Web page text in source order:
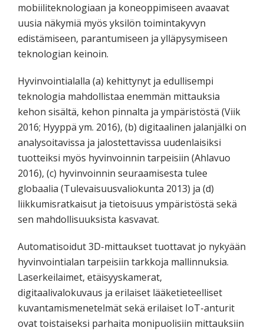
mobiiliteknologiaan ja koneoppimiseen avaavat
uusia näkymiä myös yksilön toimintakyvyn
edistämiseen, parantumiseen ja ylläpysymiseen
teknologian keinoin.
Hyvinvointialalla (a) kehittynyt ja edullisempi
teknologia mahdollistaa enemmän mittauksia
kehon sisältä, kehon pinnalta ja ympäristöstä (Viik
2016; Hyyppä ym. 2016), (b) digitaalinen jalanjälki on
analysoitavissa ja jalostettavissa uudenlaisiksi
tuotteiksi myös hyvinvoinnin tarpeisiin (Ahlavuo
2016), (c) hyvinvoinnin seuraamisesta tulee
globaalia (Tulevaisuusvaliokunta 2013) ja (d)
liikkumisratkaisut ja tietoisuus ympäristöstä sekä
sen mahdollisuuksista kasvavat.
Automatisoidut 3D-mittaukset tuottavat jo nykyään
hyvinvointialan tarpeisiin tarkkoja mallinnuksia.
Laserkeilaimet, etäisyyskamerat,
digitaalivalokuvaus ja erilaiset lääketieteelliset
kuvantamismenetelmät sekä erilaiset IoT-anturit
ovat toistaiseksi parhaita monipuolisiin mittauksiin